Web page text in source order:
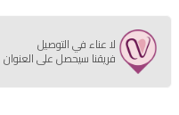
لا عناء في التوصيل
فريقنا سيحصل على العنوان